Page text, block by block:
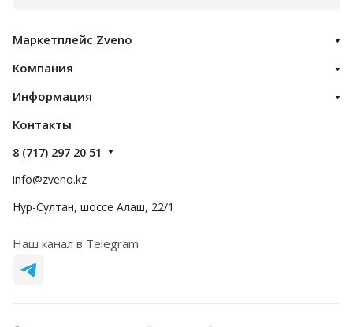
Маркетплейс Zveno
Компания
Информация
Контакты
8 (717) 297 20 51
info@zveno.kz
Нур-Султан, шоссе Алаш, 22/1
Наш канал в Telegram